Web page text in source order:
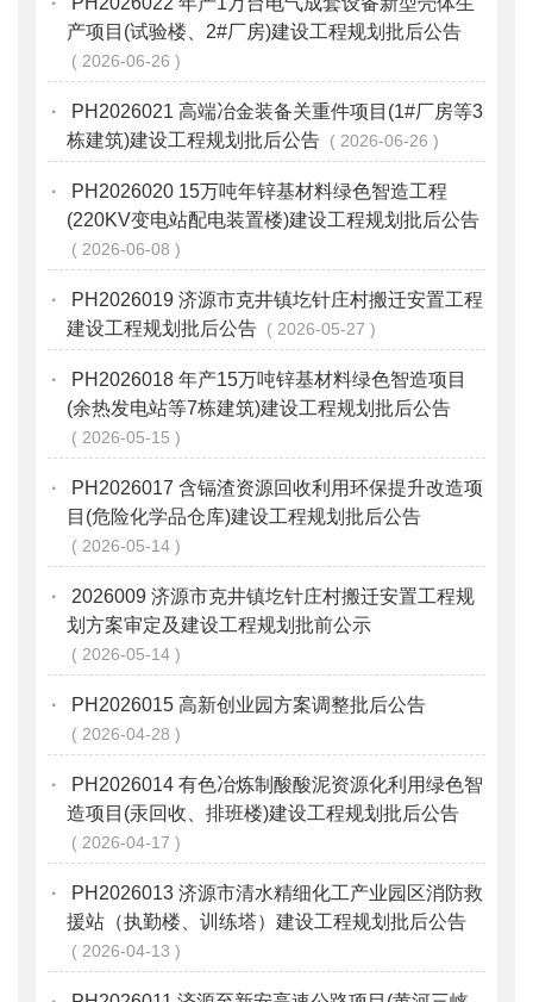
产项目(试验楼、2#厂房)建设工程规划批后公告
2026-06-26
·
PH2026021 高端冶金装备关重件项目(1#厂房等3
栋建筑)建设工程规划批后公告
2026-06-26
·
PH2026020 15万吨年锌基材料绿色智造工程
(220KV变电站配电装置楼)建设工程规划批后公告
2026-06-08
·
PH2026019 济源市克井镇圪针庄村搬迁安置工程
建设工程规划批后公告
2026-05-27
·
PH2026018 年产15万吨锌基材料绿色智造项目
(余热发电站等7栋建筑)建设工程规划批后公告
2026-05-15
·
PH2026017 含镉渣资源回收利用环保提升改造项
目(危险化学品仓库)建设工程规划批后公告
2026-05-14
·
2026009 济源市克井镇圪针庄村搬迁安置工程规
划方案审定及建设工程规划批前公示
2026-05-14
· PH2026015 高新创业园方案调整批后公告
2026-04-28
·
PH2026014 有色冶炼制酸酸泥资源化利用绿色智
造项目(汞回收、排班楼)建设工程规划批后公告
2026-04-17
·
PH2026013 济源市清水精细化工产业园区消防救
援站（执勤楼、训练塔）建设工程规划批后公告
2026-04-13